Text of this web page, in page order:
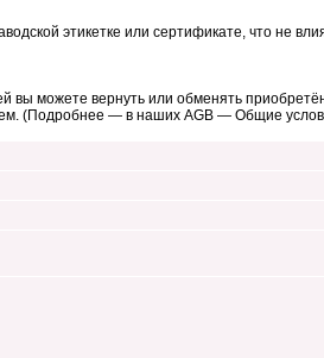
этикетке или сертификате, что не
вы можете вернуть или обменять
(Подробнее — в наших AGB — Общие